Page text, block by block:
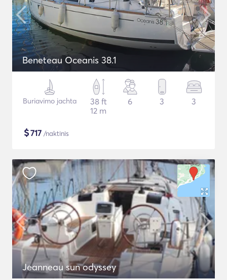
Beneteau Oceanis 38.1
Buriavimo jachta
38 ft
12 m
6 3 3
$717 /naktinis
Jeanneau sun odyssey